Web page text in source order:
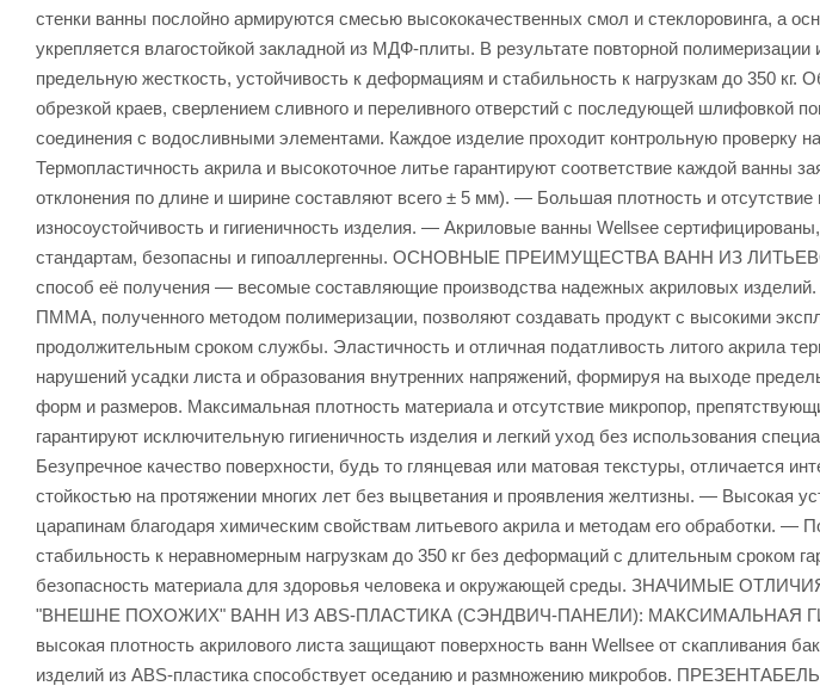
стенки ванны послойно армируются смесью высококачественных смол и стеклоровинга, а
укрепляется влагостойкой закладной из МДФ-плиты. В результате повторной полимеризации
предельную жесткость, устойчивость к деформациям и стабильность к нагрузкам до 350 кг.
обрезкой краев, сверлением сливного и переливного отверстий с последующей шлифовкой
соединения с водосливными элементами. Каждое изделие проходит контрольную проверку
Термопластичность акрила и высокоточное литьe гарантируют соответствие каждой ванны
отклонения по длине и ширине составляют всего ± 5 мм). — Большая плотность и
износоустойчивость и гигиеничность изделия. — Акриловые ванны Wellsee
стандартам, безопасны и гипоаллергенны. ОСНОВНЫЕ ПРЕИМУЩЕСТВА ВАНН ИЗ
способ её получения — весомые составляющие производства надежных акриловых изделий.
ПММА, полученного методом полимеризации, позволяют создавать продукт с высокими
продолжительным сроком службы. Эластичность и отличная податливость литого акрила
нарушений усадки листа и образования внутренних напряжений, формируя на выходе
форм и размеров. Максимальная плотность материала и отсутствие микропор,
гарантируют исключительную гигиеничность изделия и легкий уход без использования
Безупречное качество поверхности, будь то глянцевая или матовая текстуры, отличается
стойкостью на протяжении многих лет без выцветания и проявления желтизны. — Высокая
царапинам благодаря химическим свойствам литьевого акрила и методам его обработки. —
стабильность к неравномерным нагрузкам до 350 кг без деформаций с длительным сроком
безопасность материала для здоровья человека и окружающей среды. ЗНАЧИМЫЕ
"ВНЕШНЕ ПОХОЖИХ" ВАНН ИЗ ABS-ПЛАСТИКА (СЭНДВИЧ-ПАНЕЛИ): МАКСИМАЛЬНАЯ
высокая плотность акрилового листа защищают поверхность ванн Wellsee от скапливания
изделий из ABS-пластика способствует оседанию и размножению микробов.